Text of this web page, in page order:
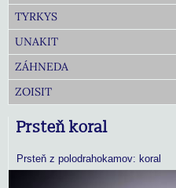
TYRKYS
UNAKIT
ZÁHNEDA
ZOISIT
Prsteň koral
Prsteň z polodrahokamov: koral